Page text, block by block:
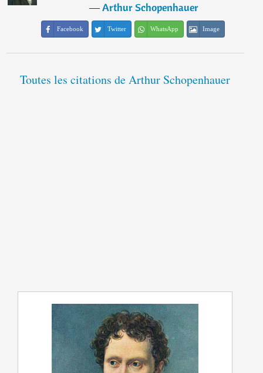
―Arthur Schopenhauer
Facebook Twitter WhatsApp Image
Toutes les citations de Arthur Schopenhauer